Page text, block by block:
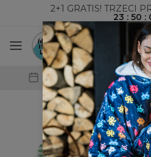
2+1 GRATIS! TRZECI
23 : 50 :
WYSYŁKA ZA